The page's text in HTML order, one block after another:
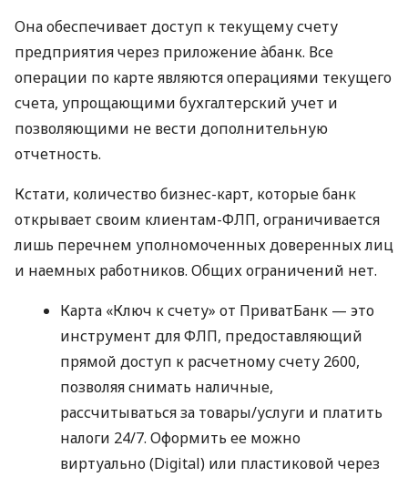
Она обеспечивает доступ к текущему счету
предприятия через приложение àбанк. Все
операции по карте являются операциями текущего
счета, упрощающими бухгалтерский учет и
позволяющими не вести дополнительную
отчетность.
Кстати, количество бизнес-карт, которые банк
открывает своим клиентам-ФЛП, ограничивается
лишь перечнем уполномоченных доверенных лиц
и наемных работников. Общих ограничений нет.
Карта «Ключ к счету» от ПриватБанк — это
инструмент для ФЛП, предоставляющий
прямой доступ к расчетному счету 2600,
позволяя снимать наличные,
рассчитываться за товары/услуги и платить
налоги 24/7. Оформить ее можно
виртуально (Digital) или пластиковой через